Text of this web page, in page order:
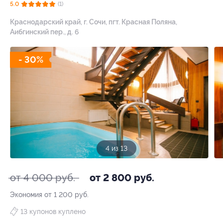
5.0 (1)
Краснодарский край, г. Сочи, пгт. Красная Поляна,
Аибгинский пер., д. 6
- 30%
5 из 13
от 4 000 руб. от 2 800 руб.
Экономия от 1 200 руб.
13 купонов куплено